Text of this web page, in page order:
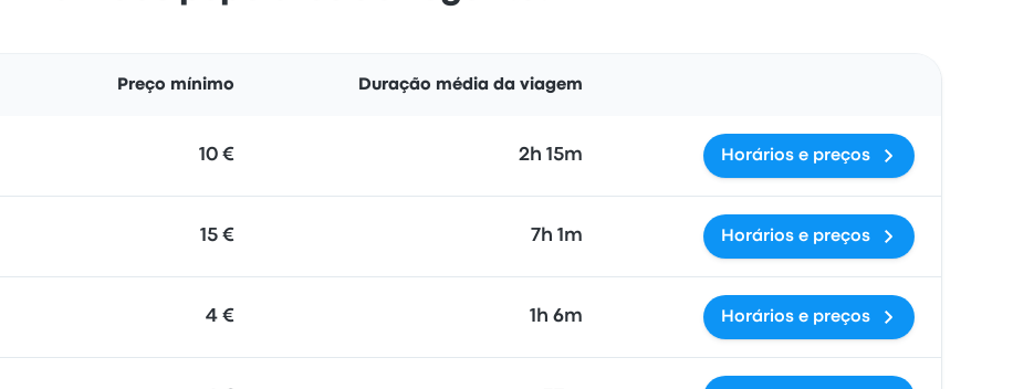
Preço mínimo Duração média da viagem
10 € 2h 15m Horários e preços
15 € 7h 1m Horários e preços
4 € 1h 6m Horários e preços